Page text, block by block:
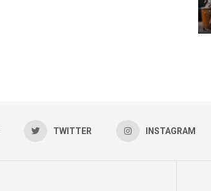
TWITTER INSTAGRAM